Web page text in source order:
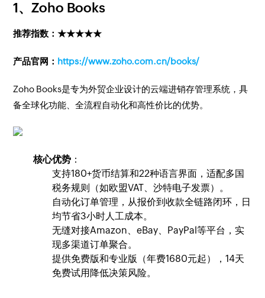
1、Zoho Books
推荐指数：★★★★★
产品官网： https://www.zoho.com.cn/books/
Zoho Books是专为外贸企业设计的云端进销存管理系统，具
备全球化功能、全流程自动化和高性价比的优势。
核心优势 ：
支持180+货币结算和22种语言界面，适配多国
税务规则（如欧盟VAT、沙特电子发票）。
自动化订单管理，从报价到收款全链路闭环，日
均节省3小时人工成本。
无缝对接Amazon、eBay、PayPal等平台，实
现多渠道订单聚合。
提供免费版和专业版（年费1680元起），14天
免费试用降低决策风险。